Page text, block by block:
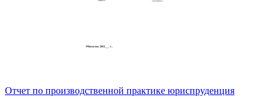
Отчет по производственной практике юриспруденция